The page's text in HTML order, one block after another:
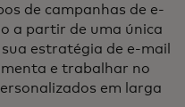
de campanhas de e-
a partir de uma única
estratégia de e-mail
e trabalhar no
em larga